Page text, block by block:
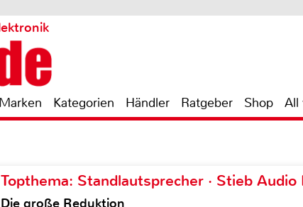
Marken Kategorien Händler Ratgeber Shop All
Topthema: Standlautsprecher · Stieb Audio
Die große Reduktion